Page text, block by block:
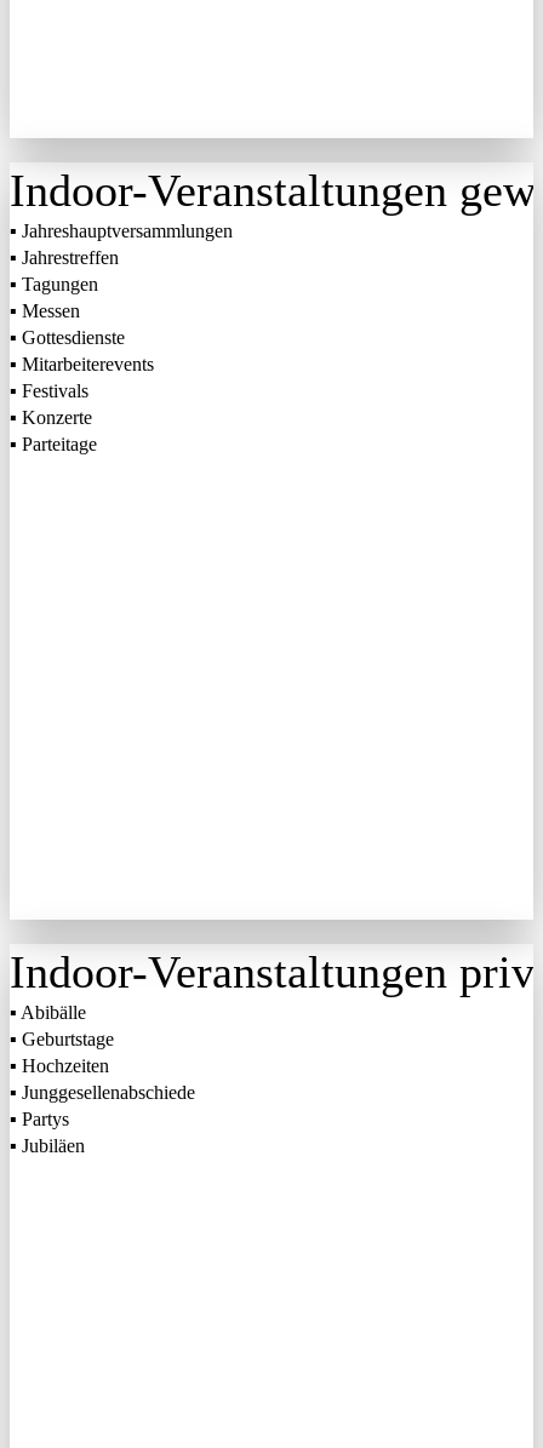
Indoor-Veranstaltungen
▪ Jahreshauptversammlungen
▪ Jahrestreffen
▪ Tagungen
▪ Messen
▪ Gottesdienste
▪ Mitarbeiterevents
▪ Festivals
▪ Konzerte
▪ Parteitage
Indoor-Veranstaltungen
▪ Abibälle
▪ Geburtstage
▪ Hochzeiten
▪ Junggesellenabschiede
▪ Partys
▪ Jubiläen